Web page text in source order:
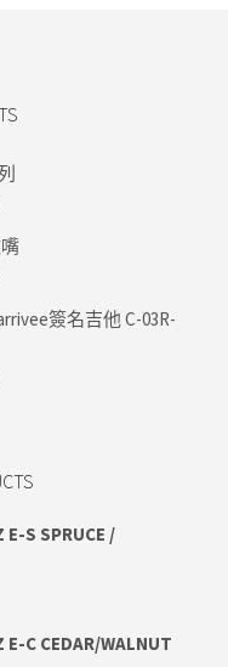
簽名吉他 C-03R-
E-S SPRUCE /
E-C CEDAR/WALNUT